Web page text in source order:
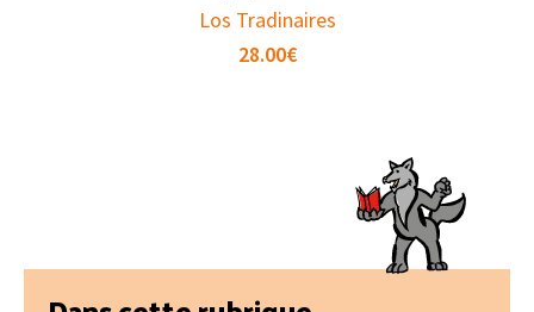
Los Tradinaires
28.00€